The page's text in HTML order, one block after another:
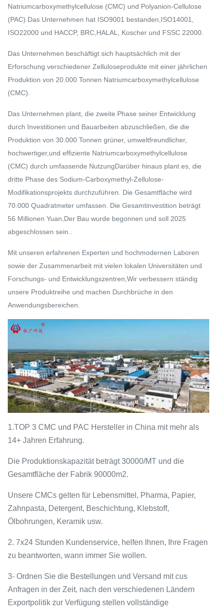
Natriumcarboxymethylcellulose (CMC) und Polyanion-Cellulose
(PAC).Das Unternehmen hat ISO9001 bestanden,ISO14001,
ISO22000 und HACCP, BRC,HALAL, Koscher und FSSC 22000.
Das Unternehmen beschäftigt sich hauptsächlich mit der
Erforschung verschiedener Zelluloseprodukte mit einer jährlichen
Produktion von 20.000 Tonnen Natriumcarboxymethylcellulose
(CMC).
Das Unternehmen plant, die zweite Phase seiner Entwicklung
durch Investitionen und Bauarbeiten abzuschließen, die die
Produktion von 30.000 Tonnen grüner, umweltfreundlicher,
hochwertiger,und effiziente Natriumcarboxymethylcellulose
(CMC) durch umfassende NutzungDarüber hinaus plant es, die
dritte Phase des Sodium-Carboxymethyl-Zellulose-
Modifikationsprojekts durchzuführen. Die Gesamtfläche wird
70.000 Quadratmeter umfassen. Die Gesamtinvestition beträgt
56 Millionen Yuan,Der Bau wurde begonnen und soll 2025
abgeschlossen sein..
Mit unseren erfahrenen Experten und hochmodernen Laboren
sowie der Zusammenarbeit mit vielen lokalen Universitäten und
Forschungs- und Entwicklungszentren,Wir verbessern ständig
unsere Produktreihe und machen Durchbrüche in den
Anwendungsbereichen.
1.TOP 3 CMC und PAC Hersteller in China mit mehr als
14+ Jahren Erfahrung.
Die Produktionskapazität beträgt 30000/MT und die
Gesamtfläche der Fabrik 90000m2.
Unsere CMCs gelten für Lebensmittel, Pharma, Papier,
Zahnpasta, Detergent, Beschichtung, Klebstoff,
Ölbohrungen, Keramik usw.
2. 7x24 Stunden Kundenservice, helfen Ihnen, Ihre Fragen
zu beantworten, wann immer Sie wollen.
3- Ordnen Sie die Bestellungen und Versand mit cus
Anfragen in der Zeit, nach den verschiedenen Ländern
Exportpolitik zur Verfügung stellen vollständige